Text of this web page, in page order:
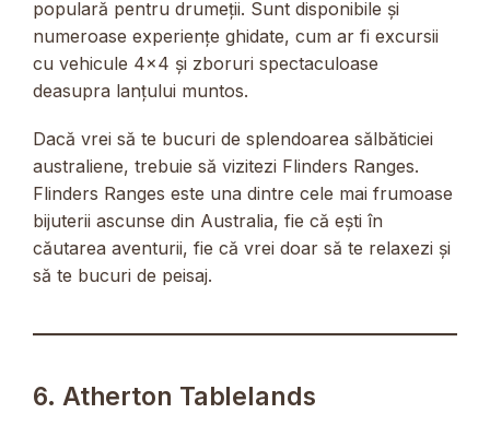
populară pentru drumeții. Sunt disponibile și
numeroase experiențe ghidate, cum ar fi excursii
cu vehicule 4×4 și zboruri spectaculoase
deasupra lanțului muntos.
Dacă vrei să te bucuri de splendoarea sălbăticiei
australiene, trebuie să vizitezi Flinders Ranges.
Flinders Ranges este una dintre cele mai frumoase
bijuterii ascunse din Australia, fie că ești în
căutarea aventurii, fie că vrei doar să te relaxezi și
să te bucuri de peisaj.
6. Atherton Tablelands